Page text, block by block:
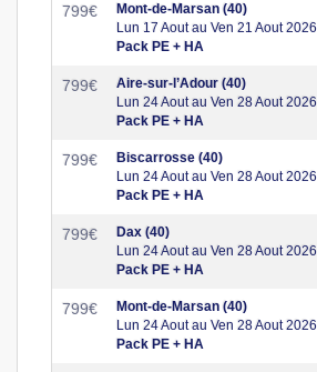
799€
Mont-de-Marsan (40)
Lun 17 Aout au Ven 21 Aout 2026
Pack PE + HA
799€
Aire-sur-l’Adour (40)
Lun 24 Aout au Ven 28 Aout 2026
Pack PE + HA
799€
Biscarrosse (40)
Lun 24 Aout au Ven 28 Aout 2026
Pack PE + HA
799€
Dax (40)
Lun 24 Aout au Ven 28 Aout 2026
Pack PE + HA
799€
Mont-de-Marsan (40)
Lun 24 Aout au Ven 28 Aout 2026
Pack PE + HA